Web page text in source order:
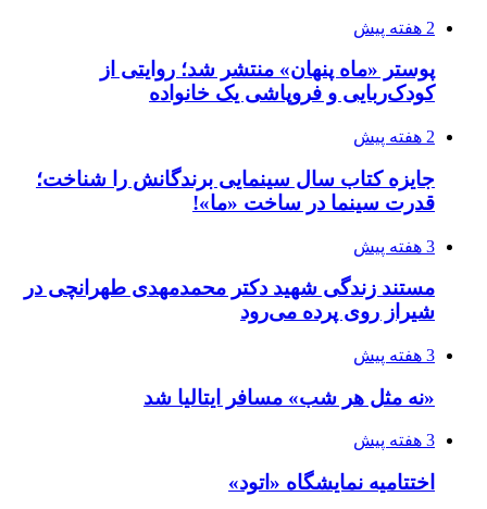
2 هفته پیش
پوستر «ماه پنهان» منتشر شد؛ روایتی از
کودک‌ربایی و فروپاشی یک خانواده
2 هفته پیش
جایزه کتاب سال سینمایی برندگانش را شناخت؛
قدرت سینما در ساخت «ما»!
3 هفته پیش
مستند زندگی شهید دکتر محمدمهدی طهرانچی در
شیراز روی پرده می‌رود
3 هفته پیش
«نه مثل هر شب» مسافر ایتالیا شد
3 هفته پیش
اختتامیه نمایشگاه «اتود»